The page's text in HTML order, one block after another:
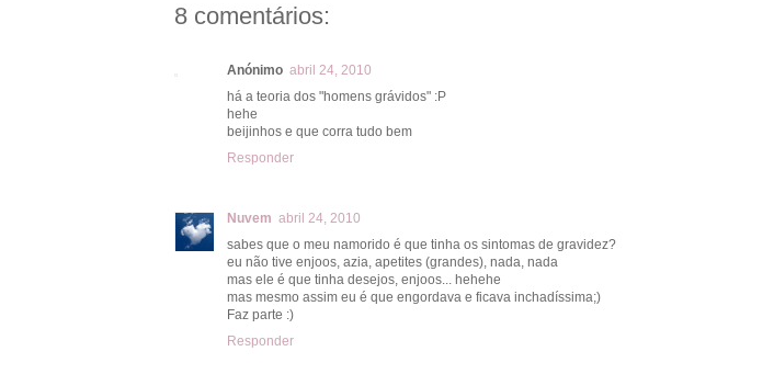
8 comentários:
Anónimo abril 24, 2010
há a teoria dos "homens grávidos" :P
hehe
beijinhos e que corra tudo bem
Responder
Nuvem abril 24, 2010
sabes que o meu namorido é que tinha os sintomas de gravidez?
eu não tive enjoos, azia, apetites (grandes), nada, nada
mas ele é que tinha desejos, enjoos... hehehe
mas mesmo assim eu é que engordava e ficava inchadíssima;)
Faz parte :)
Responder